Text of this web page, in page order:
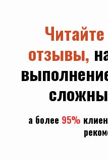
отзывы,
а более 95%